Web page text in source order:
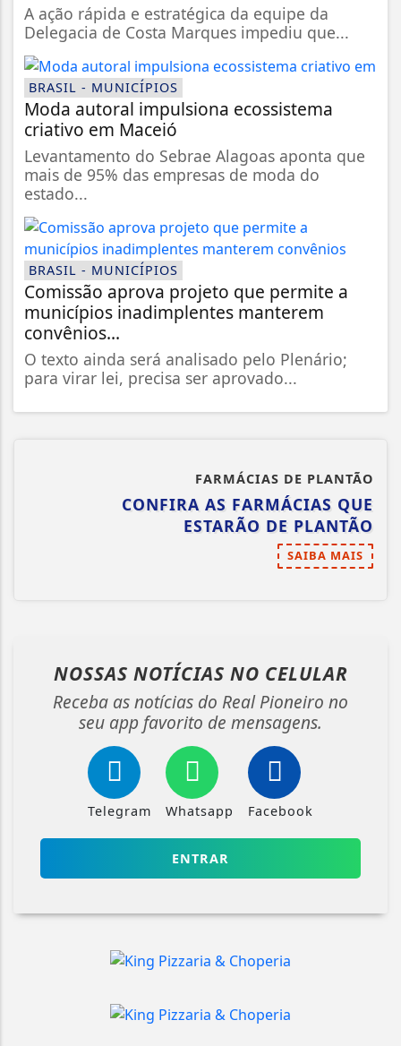
A ação rápida e estratégica da equipe da
Delegacia de Costa Marques impediu que...
BRASIL - MUNICÍPIOS
Moda autoral impulsiona ecossistema
criativo em Maceió
Levantamento do Sebrae Alagoas aponta que
mais de 95% das empresas de moda do
estado...
BRASIL - MUNICÍPIOS
Comissão aprova projeto que permite a
municípios inadimplentes manterem
convênios...
O texto ainda será analisado pelo Plenário;
para virar lei, precisa ser aprovado...
FARMÁCIAS DE PLANTÃO
CONFIRA AS FARMÁCIAS QUE
ESTARÃO DE PLANTÃO
SAIBA MAIS
NOSSAS NOTÍCIAS NO CELULAR
Receba as notícias do Real Pioneiro no
seu app favorito de mensagens.
Telegram Whatsapp Facebook
ENTRAR